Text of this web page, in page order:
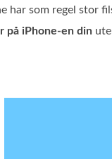
har som regel stor
på iPhone-en din